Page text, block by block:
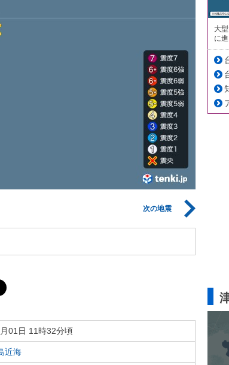
次の地震
01日 11時32分頃
近海
大
に